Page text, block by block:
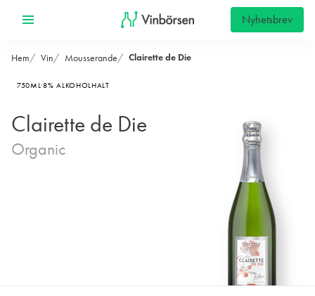
Nyhetsbrev
Hem Vin Mousserande Clairette de Die
750ML 8% ALKOHOLHALT
Clairette de Die
Organic